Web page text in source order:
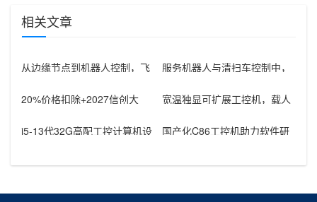
相关文章
从边缘节点到机器人控制，飞
服务机器人与清扫车控制中，
接
20%价格扣除+2027信创大
购窗
宽温独显可扩展工控机，载人
怎么选？
i5-13代32G高配工控计算机设
国产化C86工控机助力软件研